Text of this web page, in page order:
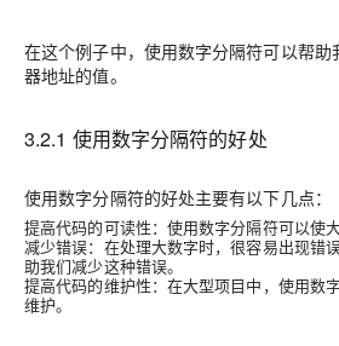
在这个例子中，使用数字分隔符可以帮
器地址的值。
3.2.1 使用数字分隔符的好处
使用数字分隔符的好处主要有以下几点：
提高代码的可读性：使用数字分隔符可以使
减少错误：在处理大数字时，很容易出现错
助我们减少这种错误。
提高代码的维护性：在大型项目中，使用数
维护。